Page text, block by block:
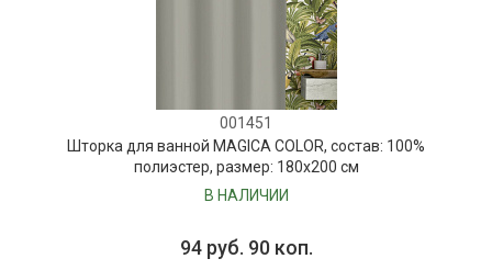
001451
Шторка для ванной MAGICA COLOR, состав: 100%
полиэстер, размер: 180х200 см
В НАЛИЧИИ
94 руб. 90 коп.